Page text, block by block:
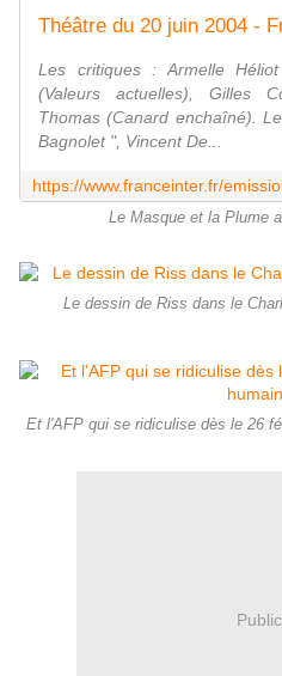
Théâtre du 20 juin 2004 -
Les critiques : Armelle
(Valeurs actuelles), Gilles
Thomas (Canard enchaîné).
Bagnolet ", Vincent De...
Le Masque et la Plume
Le dessin de Riss dans le
Et l'AFP qui se ridiculise dès le 26